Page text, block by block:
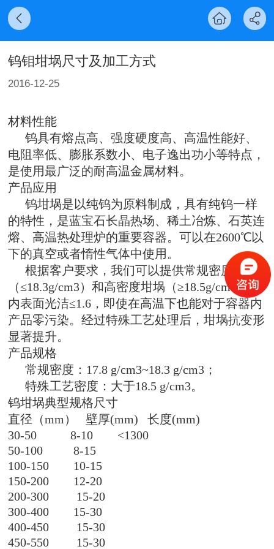
钨钼坩埚尺寸及加工方式
2016-12-25
材料性能
钨具有熔点高、强度硬度高、高温性能好、
电阻率低、膨胀系数小、电子逸出功小等特点，
是使用最广泛的耐高温金属材料。
产品应用
钨坩埚是以纯钨为原料制成，具有纯钨一样
的特性，是蓝宝石长晶热场、 稀土冶炼、石英连
熔、高温热处理炉的重要容器。
可以在2600℃以
下的真空或者惰性气体中使用。
根据客户要求，我们可以提供常规密度
（≤18.3g/cm3）和高密度坩埚（≥18.5g/cm3 ）。
内表面光洁≤1.6，即使在高温下也能对于容器内
产品零污染。经过特殊工艺处理后，坩埚抗变形
显著提升。
产品规格
常规密度： 17.8 g/cm3~18.3 g/cm3；
特殊工艺密度：大于18.5 g/cm3。
钨坩埚典型规格尺寸
直径（mm ） 壁厚(mm) 长度(mm)
30-508-10
<1300
50-1008-15
100-150
10-15
150-200
12-20
200-30015-20
300-400
15-30
400-45015-30
450-55015-30